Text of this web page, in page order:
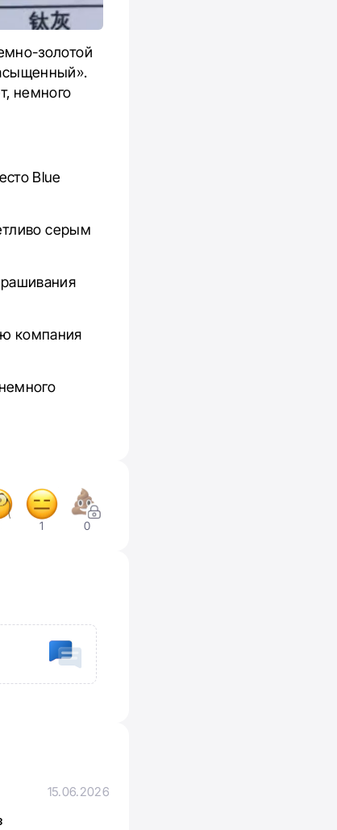
золотой
немного
Blue
серым
компания
1 0
15.06.2026